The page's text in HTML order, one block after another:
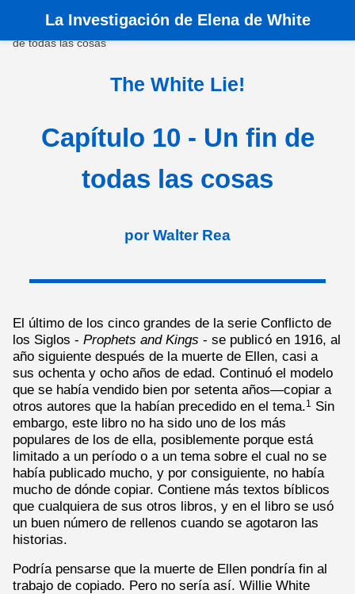
› Libros › La Mentira Blanca › Capítulo 10 - Un fin
de todas las cosas
La Investigación de Elena de White
The White Lie!
Capítulo 10 - Un fin de
todas las cosas
por Walter Rea
El último de los cinco grandes de la serie Conflicto de
los Siglos - Prophets and Kings - se publicó en 1916, al
año siguiente después de la muerte de Ellen, casi a
sus ochenta y ocho años de edad. Continuó el modelo
que se había vendido bien por setenta años—copiar a
otros autores que la habían precedido en el tema.1
Sin
embargo, este libro no ha sido uno de los más
populares de los de ella, posiblemente porque está
limitado a un período o a un tema sobre el cual no se
había publicado mucho, y por consiguiente, no había
mucho de dónde copiar. Contiene más textos bíblicos
que cualquiera de sus otros libros, y en el libro se usó
un buen número de rellenos cuando se agotaron las
historias.
Podría pensarse que la muerte de Ellen pondría fin al
trabajo de copiado. Pero no sería así. Willie White